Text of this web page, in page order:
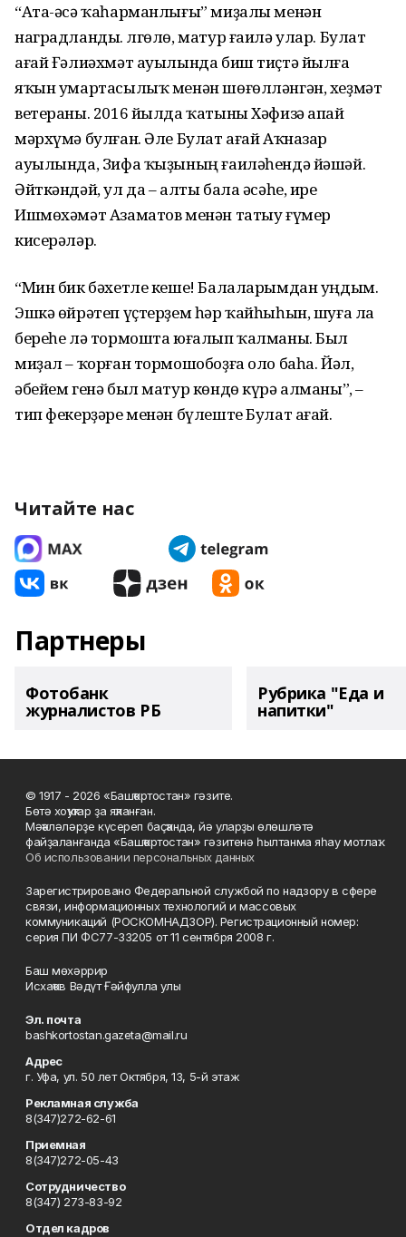
“Ата-әсә ҡаһарманлығы” миҙалы менән
наградланды. Өлгөлө, матур ғаилә улар. Булат
ағай Ғәлиәхмәт ауылында биш тиҫтә йылға
яҡын умартасылыҡ менән шөғөлләнгән, хеҙмәт
ветераны. 2016 йылда ҡатыны Хәфизә апай
мәрхүмә булған. Әле Булат ағай Аҡназар
ауылында, Зифа ҡыҙының ғаиләһендә йәшәй.
Әйткәндәй, ул да – алты бала әсәһе, ире
Ишмөхәмәт Азаматов менән татыу ғүмер
кисерәләр.
“Мин бик бәхетле кеше! Балаларымдан уңдым.
Эшкә өйрәтеп үҫтерҙем һәр ҡайһыһын, шуға ла
береһе лә тормошта юғалып ҡалманы. Был
миҙал – ҡорған тормошобоҙға оло баһа. Йәл,
әбейем генә был матур көндө күрә алманы”, –
тип фекерҙәре менән бүлеште Булат ағай.
Читайте нас
Партнеры
Фотобанк
журналистов РБ
Рубрика "Еда и
напитки"
© 1917 - 2026 «Башҡортостан» гәзите.
Бөтә хоҡуҡтар ҙа яҡланған.
Мәҡәләләрҙе күсереп баҫҡанда, йә уларҙы өлөшләтә
файҙаланғанда «Башҡортостан» гәзитенә һылтанма яһау мотлаҡ.
Об использовании персональных данных
Зарегистрировано Федеральной службой по надзору в сфере
связи, информационных технологий и массовых
коммуникаций (РОСКОМНАДЗОР). Регистрационный номер:
серия ПИ ФС77-33205 от 11 сентября 2008 г.
Баш мөхәррир
Исхаҡов Вәдүт Ғәйфулла улы
Эл. почта
bashkortostan.gazeta@mail.ru
Адрес
г. Уфа, ул. 50 лет Октября, 13, 5-й этаж
Рекламная служба
8(347)272-62-61
Приемная
8(347)272-05-43
Сотрудничество
8(347) 273-83-92
Отдел кадров